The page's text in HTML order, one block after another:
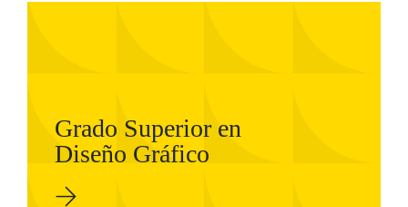
Grado Superior en
Diseño Gráfico